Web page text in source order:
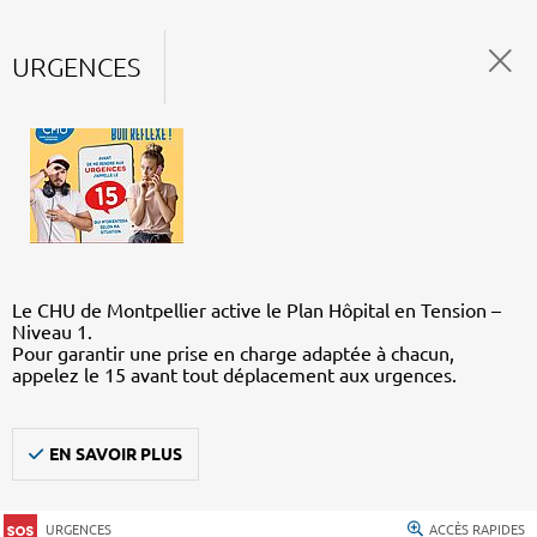
URGENCES
Le CHU de Montpellier active le Plan Hôpital en Tension –
Niveau 1.
Pour garantir une prise en charge adaptée à chacun,
appelez le 15 avant tout déplacement aux urgences.
EN SAVOIR PLUS
URGENCES ACCÈS RAPIDES